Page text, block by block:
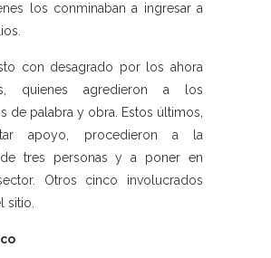
los conminaban a ingresar a
con desagrado por los ahora
quienes agredieron a los
de palabra y obra. Estos últimos,
apoyo, procedieron a la
tres personas y a poner en
Otros cinco involucrados
sitio.